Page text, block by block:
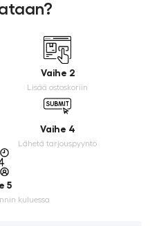
Vaihe 2
Lisää ostoskoriin
Vaihe 4
Lähetä tarjouspyyntö
5
kuluessa